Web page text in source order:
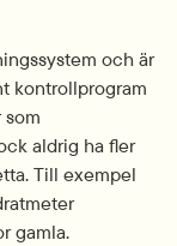
och är
kontrollprogram
som
aldrig ha fler
Till exempel
gamla.